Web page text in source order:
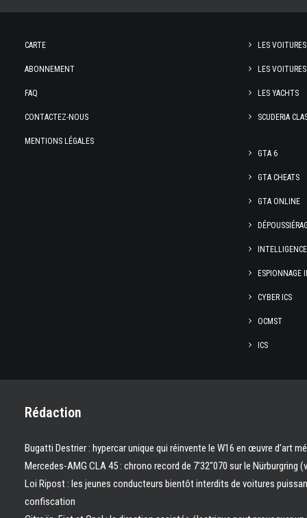
CARTE
ABONNEMENT
FAQ
CONTACTEZ-NOUS
MENTIONS LÉGALES
LES
LES
LES YACHTS
SCUDERIA
GTA 6
GTA CHEATS
GTA ONLINE
ESPIONNAGE
CYBER ICS
OCMST
ICS
Rédaction
Bugatti Destrier : hypercar unique qui réinvente le W16 en œuvre d’art
Mercedes-AMG CLA 45 : chrono record de 7’32″070 sur le Nürburgring
Loi Ripost : les jeunes conducteurs bientôt interdits de voitures
confiscation